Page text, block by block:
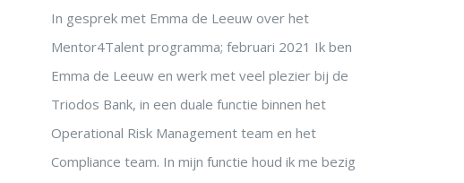
In gesprek met Emma de Leeuw over het
Mentor4Talent programma; februari 2021 Ik ben
Emma de Leeuw en werk met veel plezier bij de
Triodos Bank, in een duale functie binnen het
Operational Risk Management team en het
Compliance team. In mijn functie houd ik me bezig